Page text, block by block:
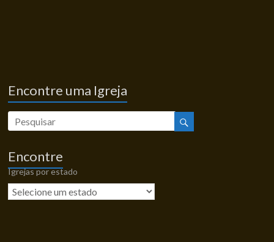
Encontre uma Igreja
Encontre
Igrejas por estado